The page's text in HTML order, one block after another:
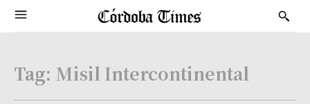
Tag: Misil Intercontinental